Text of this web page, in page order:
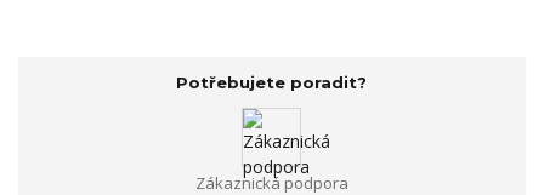
Potřebujete poradit?
Zákaznická podpora